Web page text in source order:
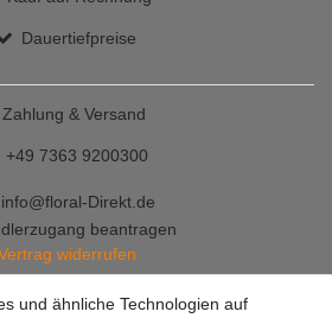
Dauertiefpreise
Zahlung & Versand
+49 7363 9200300
info@floral-Direkt.de
beantragen
widerrufen
und ähnliche Technologien auf